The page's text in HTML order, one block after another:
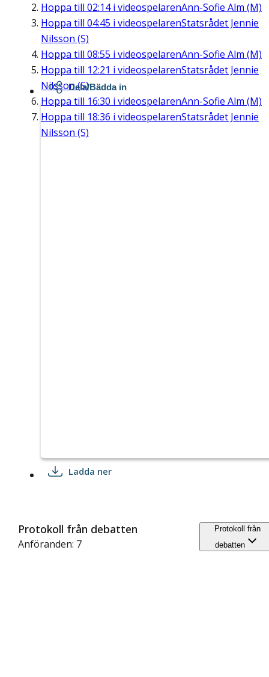
Hoppa till 02:14i videospelarenAnn-Sofie Alm (M)
Hoppa till 04:45 i videospelarenStatsrådet Jennie
Nilsson (S)
Hoppa till 08:55 i videospelarenAnn-Sofie Alm (M)
Hoppa till 12:21 i videospelarenStatsrådet Jennie
Nilsson (S)
Hoppa till 16:30 i videospelarenAnn-Sofie Alm (M)
Hoppa till 18:36 i videospelarenStatsrådet Jennie
Nilsson (S)
Dela/Bädda in
Ladda ner
Protokoll från debatten
Anföranden: 7
Protokoll från
debatten